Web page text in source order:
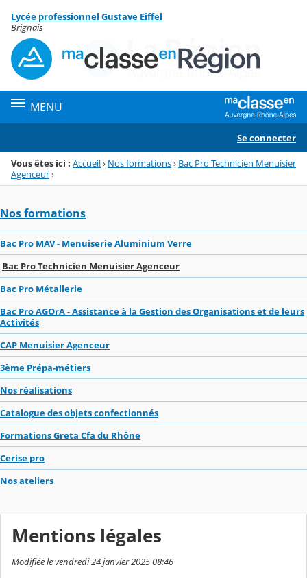
Menu de la rubrique
Contenu
Lycée professionnel Gustave Eiffel
Brignais
MENU
Se connecter
Vous êtes ici : Accueil› Nos formations› Bac Pro Technicien Menuisier
Agenceur›
Nos formations
Bac Pro MAV - Menuiserie Aluminium Verre
Bac Pro Technicien Menuisier Agenceur
Bac Pro Métallerie
Bac Pro AGOrA - Assistance à la Gestion des Organisations et de leurs
Activités
CAP Menuisier Agenceur
3ème Prépa-métiers
Nos réalisations
Catalogue des objets confectionnés
Formations Greta Cfa du Rhône
Cerise pro
Nos ateliers
Mentions légales
Modifiée le vendredi 24 janvier 2025 08:46